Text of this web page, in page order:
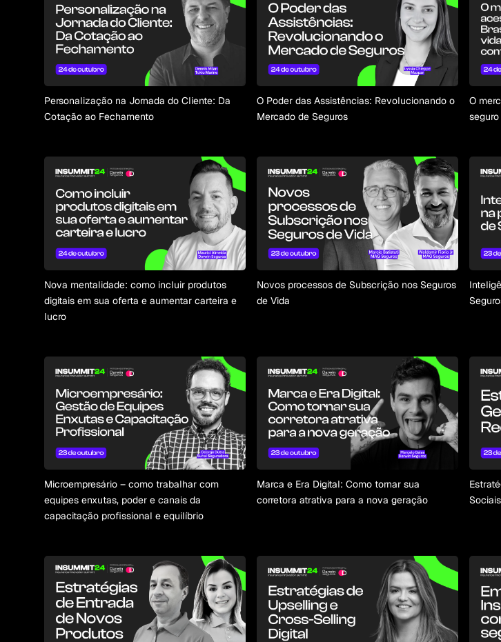
Personalização na Jornada do Cliente: Da
Cotação ao Fechamento
O Poder das Assistências: Revolucionando o
Mercado de Seguros
O
Nova mentalidade: como incluir produtos
digitais em sua oferta e aumentar carteira e
lucro
Novos processos de Subscrição nos Seguros
de Vida
Microempresário – como trabalhar com
equipes enxutas, poder e canais da
capacitação profissional e equilíbrio
Marca e Era Digital: Como tornar sua
corretora atrativa para a nova geração
Sociais